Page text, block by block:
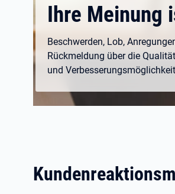
Ihre Meinung
Beschwerden, Lob,
Rückmeldung über die
und